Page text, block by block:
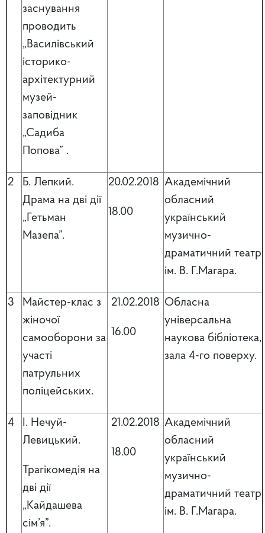
заснування
проводить
„Василівський
історико-
архітектурний
музей-
заповідник
„Садиба
Попова” .
2
Б. Лепкий.
Драма на дві дії
„Гетьман
Мазепа”.
20.02.2018
18.00
Академічний
обласний
український
музично-
драматичний театр
ім. В. Г.Магара.
3
Майстер-клас з
жіночої
самооборони за
участі
патрульних
поліцейських.
21.02.2018
16.00
Обласна
універсальна
наукова бібліотека,
зала 4-го поверху.
4
І. Нечуй-
Левицький.
Трагікомедія на
дві дії
„Кайдашева
сім’я”.
21.02.2018
18.00
Академічний
обласний
український
музично-
драматичний театр
ім. В. Г.Магара.